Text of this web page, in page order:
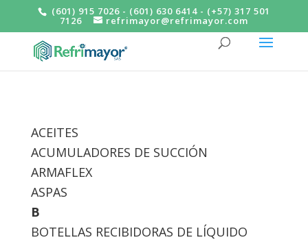
(601) 915 7026 - (601) 630 6414 - (+57) 317 501
7126 refrimayor@refrimayor.com
ACEITES
ACUMULADORES DE SUCCIÓN
ARMAFLEX
ASPAS
B
BOTELLAS RECIBIDORAS DE LÍQUIDO